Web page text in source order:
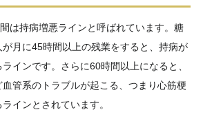
は持病増悪ラインと呼ばれています。糖
月に45時間以上の残業をすると、持病が
インです。さらに60時間以上になると、
管系のトラブルが起こる、つまり心筋梗
インとされています。